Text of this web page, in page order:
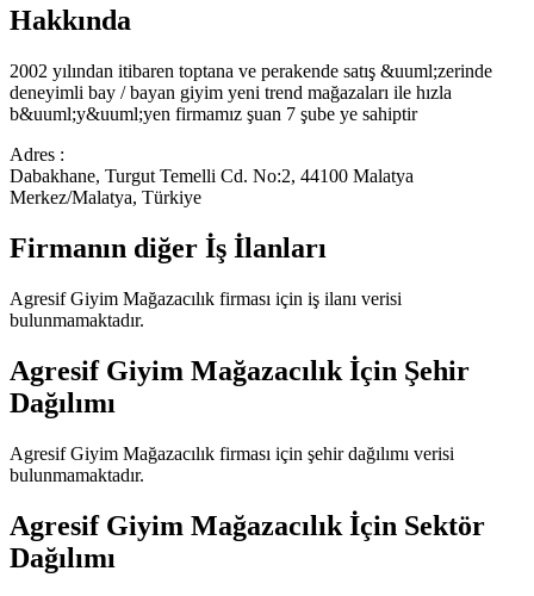
Hakkında
2002 yılından itibaren toptana ve perakende satış &uuml;zerinde
deneyimli bay / bayan giyim yeni trend mağazaları ile hızla
b&uuml;y&uuml;yen firmamız şuan 7 şube ye sahiptir
Adres :
Dabakhane, Turgut Temelli Cd. No:2, 44100 Malatya
Merkez/Malatya, Türkiye
Firmanın diğer İş İlanları
Agresif Giyim Mağazacılık firması için iş ilanı verisi
bulunmamaktadır.
Agresif Giyim Mağazacılık İçin Şehir
Dağılımı
Agresif Giyim Mağazacılık firması için şehir dağılımı verisi
bulunmamaktadır.
Agresif Giyim Mağazacılık İçin Sektör
Dağılımı